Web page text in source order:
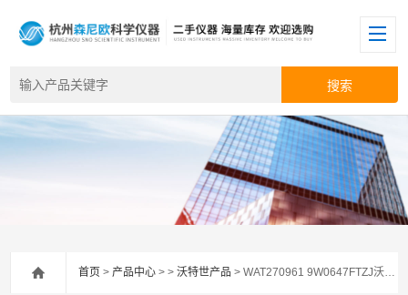
首页 >产品中心 > >沃特世产品 > WAT270961 9W0647FTZJ沃特世封头组件 2695泵密封弯头